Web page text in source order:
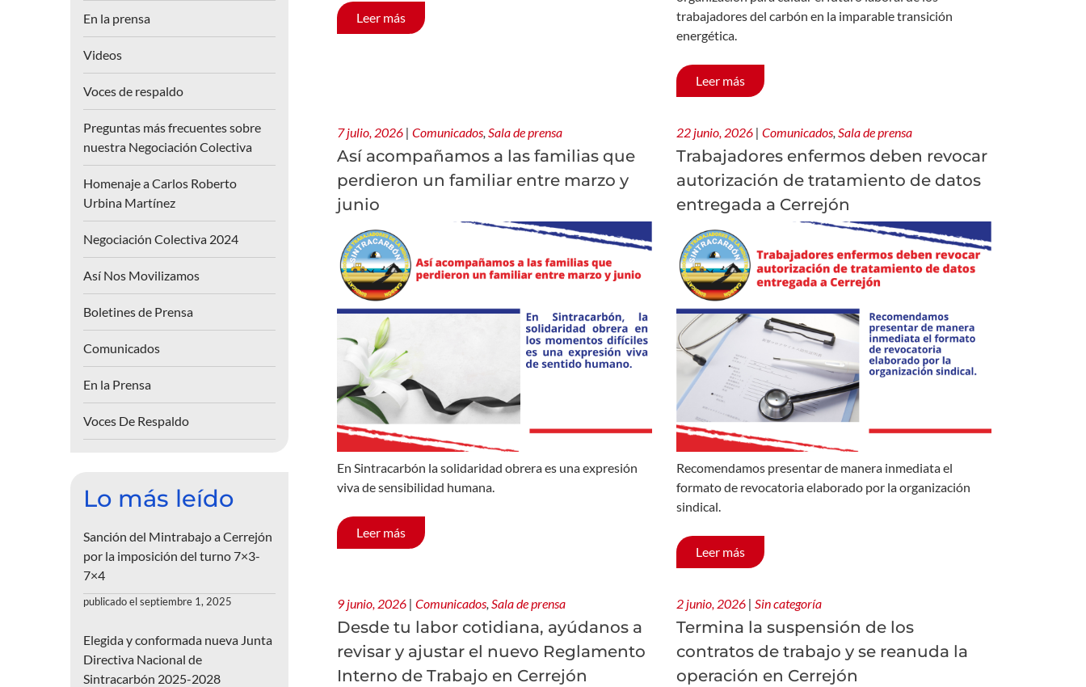
Leer más
trabajadores del carbón en la imparable transición
energética.
Leer más
7 julio, 2026 | Comunicados, Sala de prensa
Así acompañamos a las familias que
perdieron un familiar entre marzo y
junio
En Sintracarbón la solidaridad obrera es una expresión
viva de sensibilidad humana.
Leer más
22 junio, 2026 | Comunicados, Sala de prensa
Trabajadores enfermos deben revocar
autorización de tratamiento de datos
entregada a Cerrejón
Recomendamos presentar de manera inmediata el
formato de revocatoria elaborado por la organización
sindical.
Leer más
9 junio, 2026 | Comunicados, Sala de prensa
Desde tu labor cotidiana, ayúdanos a
revisar y ajustar el nuevo Reglamento
Interno de Trabajo en Cerrejón
2 junio, 2026 | Sin categoría
Termina la suspensión de los
contratos de trabajo y se reanuda la
operación en Cerrejón
En la prensa
Videos
Voces de respaldo
Preguntas más frecuentes sobre
nuestra Negociación Colectiva
Homenaje a Carlos Roberto
Urbina Martínez
Negociación Colectiva 2024
Así Nos Movilizamos
Boletines de Prensa
Comunicados
En la Prensa
Voces De Respaldo
Lo más leído
Sanción del Mintrabajo a Cerrejón
por la imposición del turno 7×3-
7×4
publicado el septiembre 1, 2025
Elegida y conformada nueva Junta
Directiva Nacional de
Sintracarbón 2025-2028